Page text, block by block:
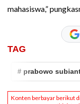
mahasiswa,”
TAG
# prabowo subianto